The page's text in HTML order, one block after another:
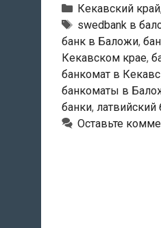
Рубрики
Кекавский край
Тэги
swedbank в
банк в Баложи,
Кекавском крае,
банкомат в
банкоматы в
банки, латвийский
Оставьте